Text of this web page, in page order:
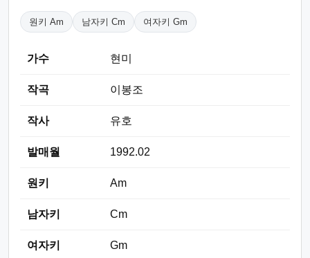
원키 Am 남자키 Cm 여자키 Gm
가수 현미
작곡 이봉조
작사 유호
발매월 1992.02
원키 Am
남자키 Cm
여자키 Gm